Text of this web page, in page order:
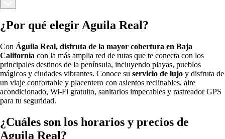
¿Por qué elegir Aguila Real?
Con Águila Real, disfruta de la mayor cobertura en Baja
California con la más amplia red de rutas que te conecta con los
principales destinos de la península, incluyendo playas, pueblos
mágicos y ciudades vibrantes. Conoce su servicio de lujo y disfruta de
un viaje confortable y placentero con asientos reclinables, aire
acondicionado, Wi-Fi gratuito, sanitarios impecables y rastreador GPS
para tu seguridad.
¿Cuáles son los horarios y precios de
Aguila Real?